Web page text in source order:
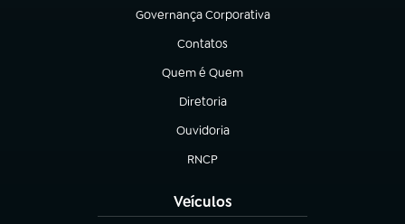
Governança Corporativa
(abre em nova aba)
Contatos
(abre em nova aba)
Quem é Quem
(abre em nova aba)
Diretoria
(abre em nova aba)
Ouvidoria
(abre em nova aba)
RNCP
(abre em nova aba)
Veículos